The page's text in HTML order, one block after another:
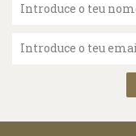
Introduce o teu
Introduce o teu